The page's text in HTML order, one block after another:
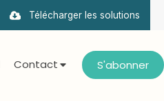
Télécharger les solutions
Contact S'abonner